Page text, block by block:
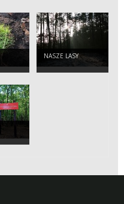
NASZE LASY